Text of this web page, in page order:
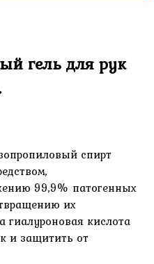
гель для рук
спирт
99,9% патогенных
их
гиалуроновая кислота
и защитить от